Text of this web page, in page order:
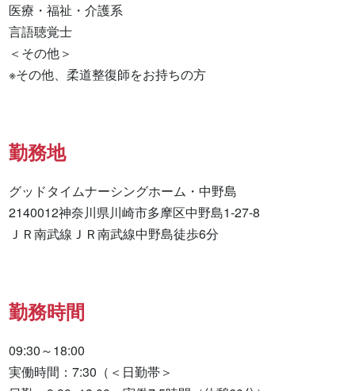
医療・福祉・介護系
言語聴覚士
＜その他＞
※その他、柔道整復師をお持ちの方
勤務地
グッドタイムナーシングホーム・中野島
2140012神奈川県川崎市多摩区中野島1-27-8
ＪＲ南武線ＪＲ南武線中野島徒歩6分
勤務時間
09:30～18:00
実働時間：7:30（＜日勤帯＞